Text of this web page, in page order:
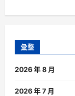
彙整
2026 年 8 月
2026 年 7 月